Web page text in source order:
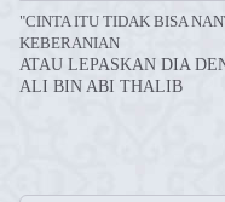
"CINTA ITU TIDAK BISA
KEBERANIAN
ATAU LEPASKAN DIA
ALI BIN ABI THALIB